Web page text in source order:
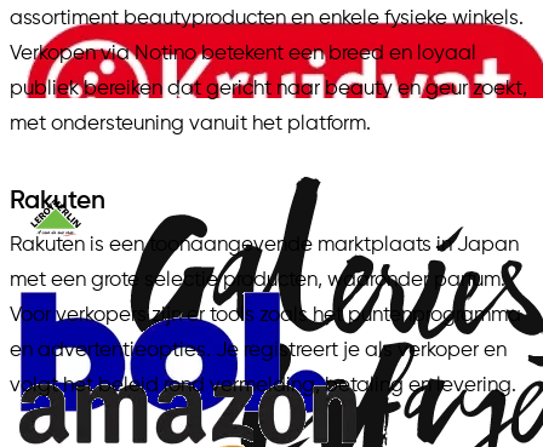
assortiment beautyproducten en enkele fysieke winkels.
Verkopen via Notino betekent een breed en loyaal
publiek bereiken dat gericht naar beauty en geur zoekt,
met ondersteuning vanuit het platform.
Rakuten
Rakuten is een toonaangevende marktplaats in Japan
met een grote selectie producten, waaronder parfum.
Voor verkopers zijn er tools zoals het puntenprogramma
en advertentieopties. Je registreert je als verkoper en
volgt het beleid rond vermelding, betaling en levering.